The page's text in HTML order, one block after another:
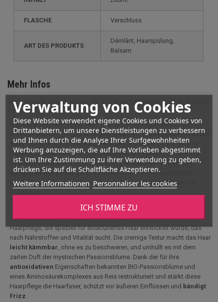
Verwaltung von Cookies
Diese Website verwendet eigene Cookies und Cookies von
Drittanbietern, um unsere Dienstleistungen zu verbessern
und Ihnen durch die Analyse Ihrer Surfgewohnheiten
Werbung anzuzeigen, die auf Ihre Vorlieben abgestimmt
ist. Um Ihre Zustimmung zu ihrer Verwendung zu geben,
drücken Sie auf die Schaltfläche Akzeptieren.
Weitere Informationen Personnaliser les cookies
ICH STIMME ZU
FLASCHE Verschluss
ART DES PRODUKTS
Démlânt, Haarspülung,
Balsam
Mehr Infos
Vollständige Beschreibung für Entwirrungsspirale Locken Perfect
Hei Poa 200ml
Entdecken Sie den Perfect Hei Poa Boucles Detangler 200ml, die
unverzichtbare Pflege, um welliges, lockiges, krauses oder krauses
Haarzu verfeinern. Diese zartschmelzende Balsam-Maske mit BIO-
Passionsblumeund einem bezaubernden Blumenduft definiert die
Locken neu und bietet ihnen gleichzeitig Nährstoffe, Schutzund
Geschmeidigkeit. Die zu 97% natürlicheFormel respektiert die
Haarfaser und verwandelt jede Routine in eine sinnliche Reise nach
Die Masque Baume Découlant Nutri Boucles Hei Poa ist eine
Haarpflege, die speziell für strukturiertes Haar entwickelt wurde, das
nach Nährstoffen und Vitalität sucht. Die cremige Textur macht das Haar
leicht kämmbar , ohne es zu beschweren, und umhüllt es mit dem
zarten Duft der mystischen Passionsblume. Dank der für ihre
antioxidativen Eigenschaften bekannten BIO-Passionsblume und
eines Aminosäurekomplexes aus Reis restrukturiert und stärkt diese
Haarpflege die Haarfaser, schützt vor äußeren Einflüssen und bändigt
Frizz